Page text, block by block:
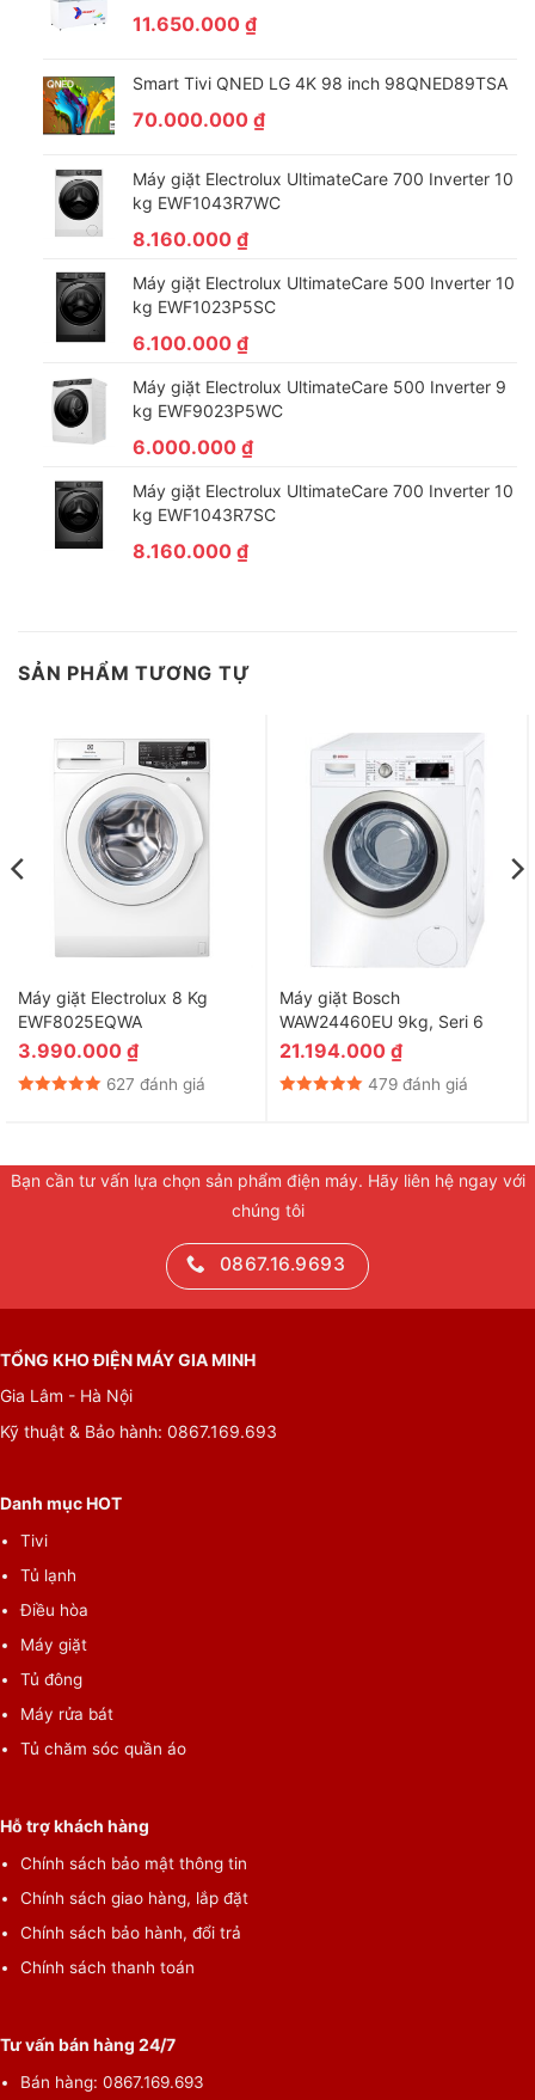
*Hình ảnh chỉ mang tính chất minh họa
Động cơ – Công nghệ tiết kiệm điện
– Công nghệ 3Di Inverter kết hợp cảm biến Econavi sẽ được tự
động cân chỉnh mức nước cần thiết
quần áo được cho vào lòng giặt, đảm bảo quá trình giặt diễn ra
hiệu quả và nhanh nhất giúptiết kiệm điện, nước và thời gian.
– Nhãn năng lượng sản phẩm đạt
dụng điện 12.8 Wh/kg.
Tiện ích
– Khóa trẻ em: Phù hợp cho gia đình có trẻ nhỏ, khi người dùng
ấn vào chức năng khóa trẻ em máy sẽ tự động khóa bảng điều
khiển và cửa máy giúp bảo vệ trẻ em khỏi nghịch phá bàn phím
hay rơi vào trong lồng giặt. Kích hoạt tính năng này bằng cách
nhấn và giữ đồng thời 2 nút
“Xả tăng cường” và “Vệ sinh lồng
giặt” trong thời gian 5 giây
cho đến khi đèn báo“Khóa trẻ em”
. Để hủy, bạn làm tương tự.
– Loại bỏ cặn bột giặt, ngăn ngừa mảng bám và mùi hôi trong
lồng giặt với tính năng tự động vệ sinh lồng giặt.
*Hình ảnh chỉ mang tính chất minh họa
Nhìn chung, máy giặt Panasonic Inverter 10.5 Kg NA-
giặt 10.5 kg – sấy tiện ích 2 kg, công nghệ giặt nước nóng
StainMaster+ ngăn ngừa dị ứng cùng công nghệ 3Di Inverter
tăng hiệu quả làm sạch và tiết kiệm điện năng. Đây chính là sự
11.650.000 ₫
Smart Tivi QNED LG 4K 98 inch 98QNED89TSA
70.000.000 ₫
Máy giặt Electrolux UltimateCare 700 Inverter 10
kg EWF1043R7WC
8.160.000 ₫
Máy giặt Electrolux UltimateCare 500 Inverter 10
kg EWF1023P5SC
6.100.000 ₫
Máy giặt Electrolux UltimateCare 500 Inverter 9
kg EWF9023P5WC
6.000.000 ₫
Máy giặt Electrolux UltimateCare 700 Inverter 10
kg EWF1043R7SC
8.160.000 ₫
SẢN PHẨM TƯƠNG TỰ
Máy giặt Electrolux 8 Kg
EWF8025EQWA
3.990.000 ₫
627 đánh giá
Máy giặt Bosch
WAW24460EU 9kg, Seri 6
21.194.000 ₫
479 đánh giá
Bạn cần tư vấn lựa chọn sản phẩm điện máy. Hãy liên hệ ngay với
chúng tôi
0867.16.9693
TỔNG KHO ĐIỆN MÁY GIA MINH
Gia Lâm - Hà Nội
Kỹ thuật & Bảo hành: 0867.169.693
Danh mục HOT
Tivi
Tủ lạnh
Điều hòa
Máy giặt
Tủ đông
Máy rửa bát
Tủ chăm sóc quần áo
Hỗ trợ khách hàng
Chính sách bảo mật thông tin
Chính sách giao hàng, lắp đặt
Chính sách bảo hành, đổi trả
Chính sách thanh toán
Tư vấn bán hàng 24/7
Bán hàng: 0867.169.693